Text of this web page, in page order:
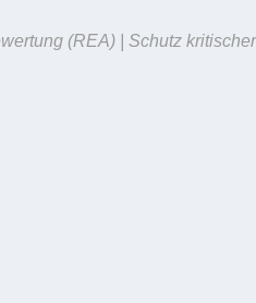
(REA) | Schutz kritischer